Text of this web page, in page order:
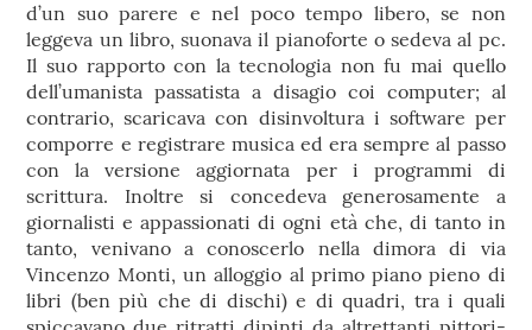
d’un suo parere e nel poco tempo libero, se non
leggeva un libro, suonava il pianoforte o sedeva al pc.
Il suo rapporto con la tecnologia non fu mai quello
dell’umanista passatista a disagio coi computer; al
contrario, scaricava con disinvoltura i software per
comporre e registrare musica ed era sempre al passo
con la versione aggiornata per i programmi di
scrittura. Inoltre si concedeva generosamente a
giornalisti e appassionati di ogni età che, di tanto in
tanto, venivano a conoscerlo nella dimora di via
Vincenzo Monti, un alloggio al primo piano pieno di
libri (ben più che di dischi) e di quadri, tra i quali